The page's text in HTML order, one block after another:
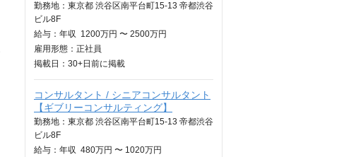
勤務地：東京都 渋谷区南平台町15-13 帝都渋谷
ビル8F
給与： 年収 1200万円 〜 2500万円
雇用形態：正社員
掲載日： 30+日 前に掲載
コンサルタント / シニアコンサルタント
【ギブリーコンサルティング】
勤務地：東京都 渋谷区南平台町15-13 帝都渋谷
ビル8F
給与： 年収 480万円 〜 1020万円